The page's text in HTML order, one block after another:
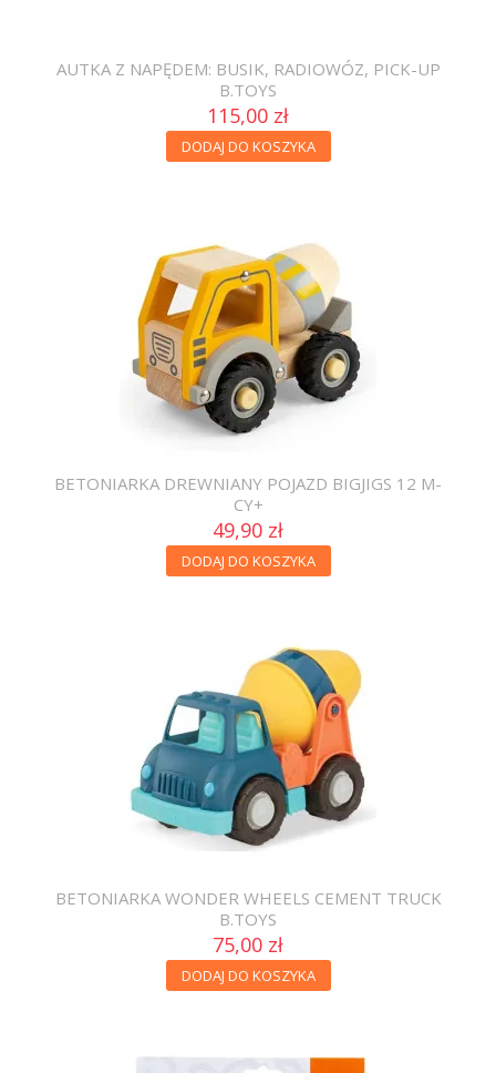
AUTKA Z NAPĘDEM: BUSIK, RADIOWÓZ, PICK-UP
B.TOYS
115,00 zł
DODAJ DO KOSZYKA
BETONIARKA DREWNIANY POJAZD BIGJIGS 12 M-
CY+
49,90 zł
DODAJ DO KOSZYKA
BETONIARKA WONDER WHEELS CEMENT TRUCK
B.TOYS
75,00 zł
DODAJ DO KOSZYKA